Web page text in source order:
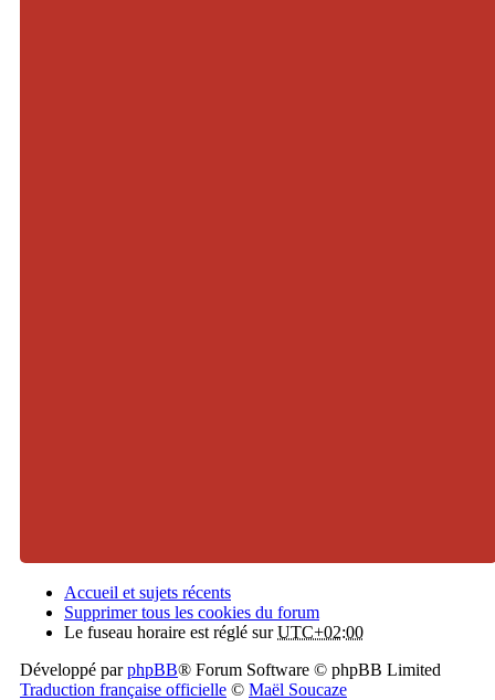
Accueil et sujets récents
Supprimer tous les cookies du forum
Le fuseau horaire est réglé surUTC+02:00
Développé parphpBB® Forum Software © phpBB Limited
Traduction française officielle © Maël Soucaze